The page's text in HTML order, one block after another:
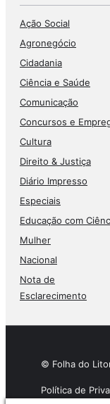
Ação Social
Agronegócio
Cidadania
Ciência e Saúde
Comunicação
Concursos e
Cultura
Direito & Justiça
Diário Impresso
Especiais
Educação com
Mulher
Nacional
Nota de
Esclarecimento
© Folha do
Política de